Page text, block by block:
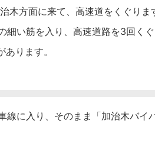
木方面に来て、高速道をくぐりま
い筋を入り、高速道路を3回くぐ
ります。
線に入り、そのまま「加治木バイ